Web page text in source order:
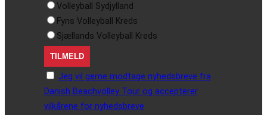
Volleyball Sydjylland
Fyns Volleyball Kreds
Sjællands Volleyball Kreds
Jeg vil gerne modtage nyhedsbreve fra
Danish Beachvolley Tour og accepterer
vilkårene for nyhedsbreve